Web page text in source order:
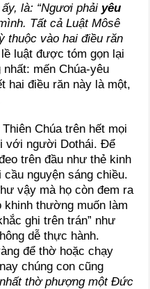
là: “Ngươi phải yêu
Tất cả Luật Môsê
thuộc vào hai điều răn
luật được tóm gọn lại
mến Chúa-yêu
hai điều răn này là một,
Chúa trên hết mọi
với người Dothái. Để
trên đầu như thẻ kinh
nguyện sáng chiều.
vậy mà họ còn đem ra
khinh thường muốn làm
ghi trên trán” như
dễ thực hành.
để thờ hoặc chạy
chúng con cũng
thờ phượng một Đức